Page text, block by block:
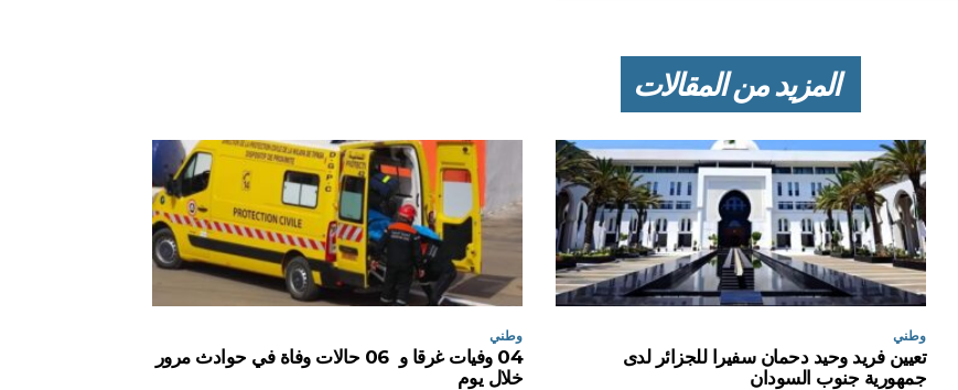
المزيد من المقالات
وطني
تعيين فريد وحيد دحمان سفيرا للجزائر لدى
جمهورية جنوب السودان
وطني
04 وفيات غرقا و 06 حالات وفاة في حوادث مرور
خلال يوم